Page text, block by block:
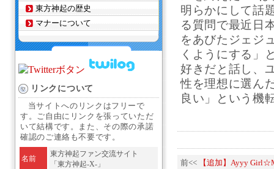
明らかにして話
る質問で最近日
をあびたジェジ
くようにする」
好きだと話し、
性を理想に選ん
良い」という機
前<< 【追加】Ayyy
東方神起の歴史
マナーについて
リンクについて
当サイトへのリンクはフリーで
す。ご自由にリンクを張っていただ
いて結構です。また、その際の承諾
確認のご連絡も不要です。
名前
東方神起ファン交流サイト
「東方神起-X-」